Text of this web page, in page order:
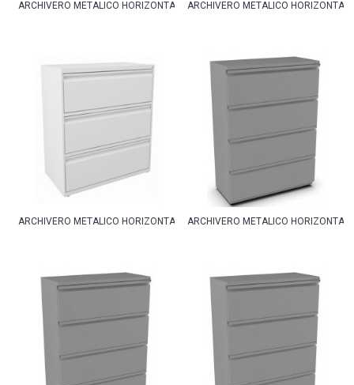
ARCHIVERO METALICO HORIZONTAL 3 GAVETAS 100CMARCHIVERO METALICO HORIZONTAL
ARCHIVERO METALICO HORIZONTAL 3 GAVETAS 90CMARCHIVERO METALICO HORIZONTAL